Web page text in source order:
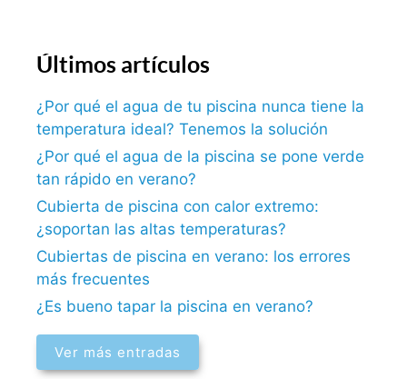
Últimos artículos
¿Por qué el agua de tu piscina nunca tiene la
temperatura ideal? Tenemos la solución
¿Por qué el agua de la piscina se pone verde
tan rápido en verano?
Cubierta de piscina con calor extremo:
¿soportan las altas temperaturas?
Cubiertas de piscina en verano: los errores
más frecuentes
¿Es bueno tapar la piscina en verano?
Ver más entradas